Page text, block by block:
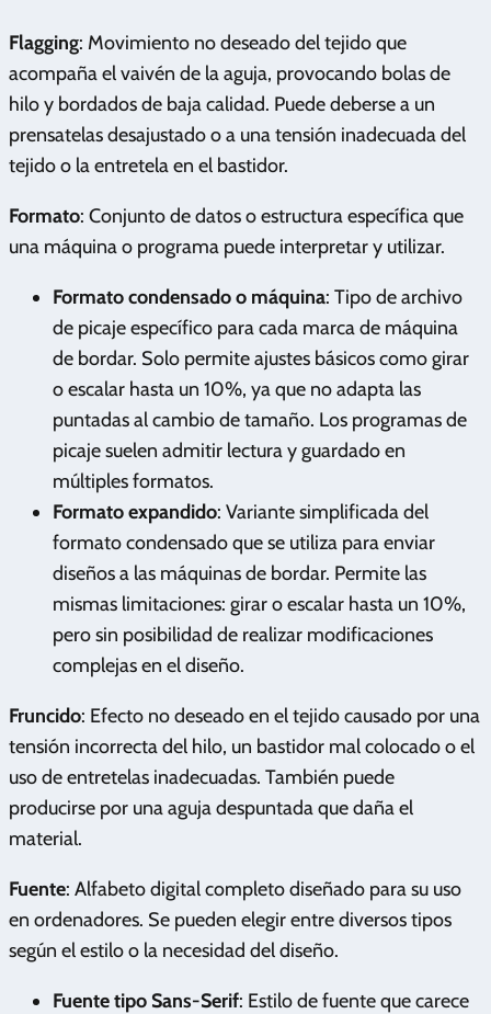
Flagging: Movimiento no deseado del tejido que
acompaña el vaivén de la aguja, provocando bolas de
hilo y bordados de baja calidad. Puede deberse a un
prensatelas desajustado o a una tensión inadecuada del
tejido o la entretela en el bastidor.
Formato: Conjunto de datos o estructura específica que
una máquina o programa puede interpretar y utilizar.
Formato condensado o máquina: Tipo de archivo
de picaje específico para cada marca de máquina
de bordar. Solo permite ajustes básicos como girar
o escalar hasta un 10%, ya que no adapta las
puntadas al cambio de tamaño. Los programas de
picaje suelen admitir lectura y guardado en
múltiples formatos.
Formato expandido: Variante simplificada del
formato condensado que se utiliza para enviar
diseños a las máquinas de bordar. Permite las
mismas limitaciones: girar o escalar hasta un 10%,
pero sin posibilidad de realizar modificaciones
complejas en el diseño.
Fruncido: Efecto no deseado en el tejido causado por una
tensión incorrecta del hilo, un bastidor mal colocado o el
uso de entretelas inadecuadas. También puede
producirse por una aguja despuntada que daña el
material.
Fuente: Alfabeto digital completo diseñado para su uso
en ordenadores. Se pueden elegir entre diversos tipos
según el estilo o la necesidad del diseño.
Fuente tipo Sans-Serif: Estilo de fuente que carece